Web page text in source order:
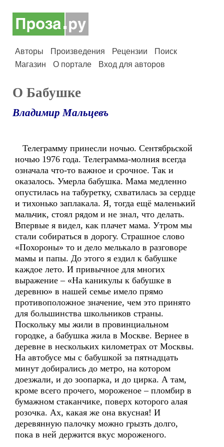
Авторы Произведения Рецензии
Поиск
Магазин
О портале Вход для авторов
О Бабушке
Владимир Мальцевъ
Телеграмму принесли ночью. Сентябрьской
ночью 1976 года. Телеграмма-молния всегда
означала что-то важное и срочное. Так и
оказалось. Умерла бабушка. Мама медленно
опустилась на табуретку, схватилась за сердце
и тихонько заплакала. Я, тогда ещё маленький
мальчик, стоял рядом и не знал, что делать.
Впервые я видел, как плачет мама. Утром мы
стали собираться в дорогу. Страшное слово
«Похороны» то и дело мелькало в разговоре
мамы и папы. До этого я ездил к бабушке
каждое лето. И привычное для многих
выражение – «На каникулы к бабушке в
деревню» в нашей семье имело прямо
противоположное значение, чем это принято
для большинства школьников страны.
Поскольку мы жили в провинциальном
городке, а бабушка жила в Москве. Вернее в
деревне в нескольких километрах от Москвы.
На автобусе мы с бабушкой за пятнадцать
минут добирались до метро, на котором
доезжали, и до зоопарка, и до цирка. А там,
кроме всего прочего, мороженое – пломбир в
бумажном стаканчике, поверх которого алая
розочка. Ах, какая же она вкусная! И
деревянную палочку можно грызть долго,
пока в ней держится вкус мороженого.